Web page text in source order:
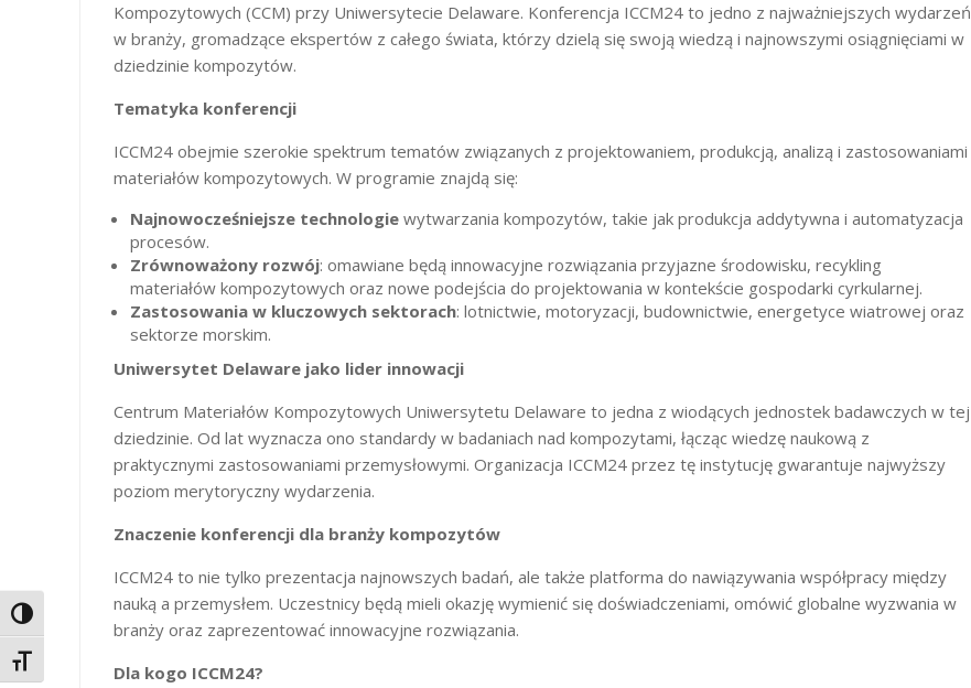
Toggle High Contrast
Toggle Font size
Kompozytowych (CCM) przy Uniwersytecie Delaware. Konferencja ICCM24 to jedno z najważniejszych wydarzeń
w branży, gromadzące ekspertów z całego świata, którzy dzielą się swoją wiedzą i najnowszymi osiągnięciami w
dziedzinie kompozytów.
Tematyka konferencji
ICCM24 obejmie szerokie spektrum tematów związanych z projektowaniem, produkcją, analizą i zastosowaniami
materiałów kompozytowych. W programie znajdą się:
Najnowocześniejsze technologie wytwarzania kompozytów, takie jak produkcja addytywna i automatyzacja
procesów.
Zrównoważony rozwój: omawiane będą innowacyjne rozwiązania przyjazne środowisku, recykling
materiałów kompozytowych oraz nowe podejścia do projektowania w kontekście gospodarki cyrkularnej.
Zastosowania w kluczowych sektorach: lotnictwie, motoryzacji, budownictwie, energetyce wiatrowej oraz
sektorze morskim.
Uniwersytet Delaware jako lider innowacji
Centrum Materiałów Kompozytowych Uniwersytetu Delaware to jedna z wiodących jednostek badawczych w tej
dziedzinie. Od lat wyznacza ono standardy w badaniach nad kompozytami, łącząc wiedzę naukową z
praktycznymi zastosowaniami przemysłowymi. Organizacja ICCM24 przez tę instytucję gwarantuje najwyższy
poziom merytoryczny wydarzenia.
Znaczenie konferencji dla branży kompozytów
ICCM24 to nie tylko prezentacja najnowszych badań, ale także platforma do nawiązywania współpracy między
nauką a przemysłem. Uczestnicy będą mieli okazję wymienić się doświadczeniami, omówić globalne wyzwania w
branży oraz zaprezentować innowacyjne rozwiązania.
Dla kogo ICCM24?